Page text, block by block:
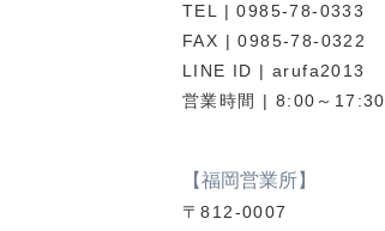
TEL | 0985-78-0333
FAX | 0985-78-0322
LINE ID | arufa2013
営業時間 | 8:00～17:30
【福岡営業所】
〒812-0007